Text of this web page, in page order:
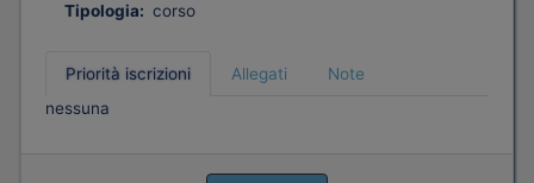
Tipologia: corso
Priorità iscrizioni Allegati
Note
nessuna